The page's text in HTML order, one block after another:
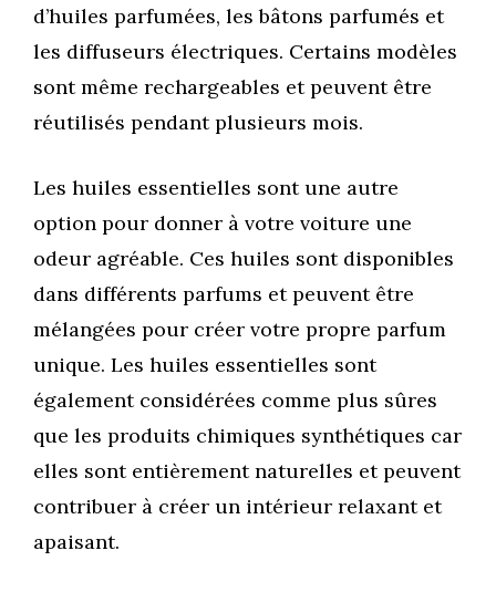
d’huiles parfumées, les bâtons parfumés et
les diffuseurs électriques. Certains modèles
sont même rechargeables et peuvent être
réutilisés pendant plusieurs mois.
Les huiles essentielles sont une autre
option pour donner à votre voiture une
odeur agréable. Ces huiles sont disponibles
dans différents parfums et peuvent être
mélangées pour créer votre propre parfum
unique. Les huiles essentielles sont
également considérées comme plus sûres
que les produits chimiques synthétiques car
elles sont entièrement naturelles et peuvent
contribuer à créer un intérieur relaxant et
apaisant.